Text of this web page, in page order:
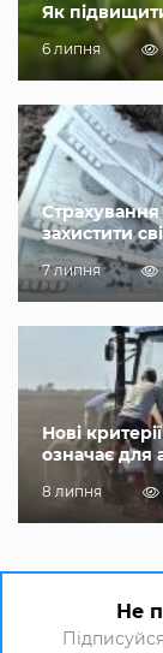
Як
6 липня
захистити
7 липня
Нові
означає для
8 липня
Не